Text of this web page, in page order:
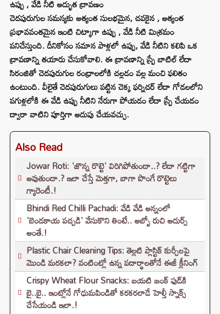
ఉప్పు , వేడి నీటి అద్భుత ద్రావణం
చెదపురుగుల సమస్యకు అత్యంత సులభమైన, చవకైన , అత్యంత
ప్రభావవంతమైన ఇంటి చిట్కాగా ఉప్పు , వేడి నీటి మిశ్రమం
పనిచేస్తుంది. దీనికోసం సమాన పాళ్లలో ఉప్పు, వేడి నీటిని కలిపి ఒక
ద్రావణాన్ని తయారు చేసుకోవాలి. ఈ ద్రావణాన్ని స్ప్రే బాటిల్ లేదా
సిరంజితో చెదపురుగుల రంధ్రాలలోకి చల్లడం వల్ల మంచి ఫలితం
ఉంటుంది. వీలైతే చెదపురుగులు పట్టిన చెక్క ఫర్నిచర్ లేదా గోడలలోని
పగుళ్లలోకి ఈ వేడి ఉప్పు నీటిని నేరుగా పోయడం లేదా స్ప్రే చేయడం
ద్వారా వాటిని పూర్తిగా అదుపు చేయవచ్చు.
Also Read
Jowar Roti: 'జొన్న రొట్టె' విరిగిపోతుందా..? లేదా గట్టిగా
అవుతుందా.? ఇలా చేస్తే మెత్తగా, బాగా పొంగే రొట్టెలు
గ్యారెంటీ.!
Bhindi Red Chilli Pachadi: వేడి వేడి అన్నంలో
'బెండకాయ పచ్చడి' వేసుకొని తింటే.. అబ్బో రుచి అదుర్స్
అంతే.!
Plastic Chair Cleaning Tips: తెల్లటి ప్లాస్టిక్ కుర్చీలపై
మొండి మరకలా? వంటింట్లో ఉన్న పదార్థాలతోనే ఈజీ క్లీనింగ్
Crispy Wheat Flour Snacks: బయటి జంక్ ఫుడ్‌కి
బై..బై.. ఇంట్లోనే గోధుమపిండితో కరకరలాడే హెల్తీ స్నాక్స్
చేసేయండి ఇలా.!